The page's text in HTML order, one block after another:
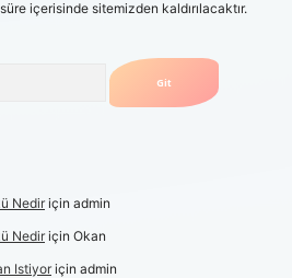
içerisinde sitemizden kaldırılacaktır.
Nediriçin admin
Nediriçin Okan
Istiyoriçin admin